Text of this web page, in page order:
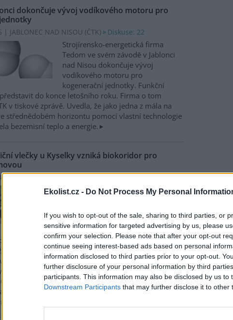
Ekolist.cz - Do Not Process My Personal
If you wish to opt-out of the sale, sharing to third parties, or
sensitive information for targeted advertising by us, please
confirm your selection. Please note that after your opt-out
continue seeing interest-based ads based on personal
information disclosed to third parties prior to your opt-out.
further disclosure of your personal information by third
participants. This information may also be disclosed by us to
Downstream Participants that may further disclose it to other
dokončuje vývoj vodíkového motoru pro
| JABLONEC NAD NISOU (ČTK) Diskuse: 22
Strojírensko-energetická firma
Tedom ve svém závodě v Jablonci
nad Nisou dokončuje vývoj
vodíkového motoru pro
kogenerační jednotky. Funkční
do konce letošního roku. Firma o tom
v tiskové zprávě. Uvedla, že jako jedna z mála na
střednědobém horizontu pomocí vlastní technologie
bezemisní teplo a energie.
vlečky u Kyselky vzniká biokoridor pro
| KYSELKA (ČTK)
Kolem historické železniční vlečky z
ohroženou užovku stromovou, ale i
další druhy živočichů. Ochráncům
monitoringu podařilo v lokalitě
tři jedince kriticky ohrožené užovky stromové, ačkoli
je kolem Stráže nad Ohří. Pozorování tak
podmínky mohou být pro tento druh vhodné.
přínosu projektu bude předmětem
řekla dnes novinářům specialistka
projektů Mattoni Lucie Štefanská.